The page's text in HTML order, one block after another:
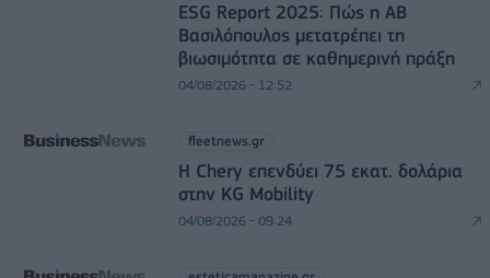
ESG Report 2025: Πώς η ΑΒ
Βασιλόπουλος μετατρέπει τη
βιωσιμότητα σε καθημερινή πράξη
04/08/2026 - 12:52
fleetnews.gr
Η Chery επενδύει 75 εκατ. δολάρια
στην KG Mobility
04/08/2026 - 09:24